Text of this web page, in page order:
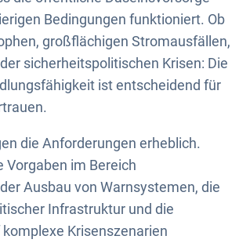
Bedingungen funktioniert. Ob
großflächigen Stromausfällen,
sicherheitspolitischen Krisen: Die
ist entscheidend für
die Anforderungen erheblich.
Vorgaben im Bereich
Ausbau von Warnsystemen, die
Infrastruktur und die
Krisenszenarien